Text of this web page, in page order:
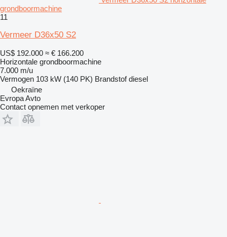
grondboormachine
11
Vermeer D36x50 S2
US$ 192.000 ≈ € 166.200
Horizontale grondboormachine
7.000 m/u
Vermogen 103 kW (140 PK) Brandstof diesel
Oekraïne
Evropa Avto
Contact opnemen met verkoper